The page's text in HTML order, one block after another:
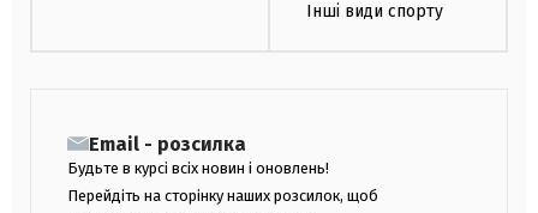
Інші види спорту
Email - розсилка
Будьте в курсі всіх новин і оновлень!
Перейдіть на сторінку наших розсилок, щоб